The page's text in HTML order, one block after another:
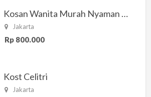
Kosan Wanita Murah Nyaman di Jakarta Selatan
Jakarta
Rp 800.000
Kost Celitri
Jakarta